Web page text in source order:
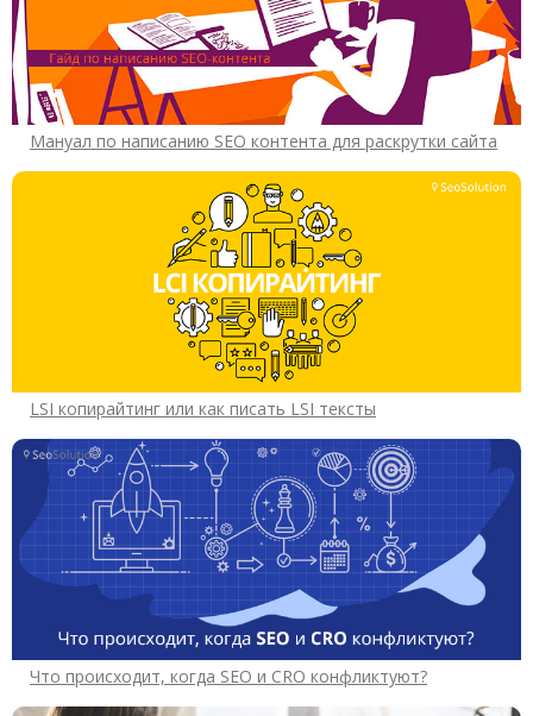
Мануал по написанию SEO контента для раскрутки сайта
LSI копирайтинг или как писать LSI тексты
Что происходит, когда SEO и CRO конфликтуют?